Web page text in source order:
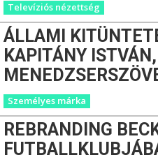
Televíziós nézettség
ÁLLAMI
KAPITÁNY
Személyes márka
REBRANDING